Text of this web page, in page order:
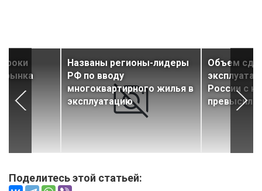
рынка
Названы регионы-лидеры
РФ по вводу
многоквартирного жилья в
эксплуатацию
Объем
России с
превысил
Поделитесь этой статьей: